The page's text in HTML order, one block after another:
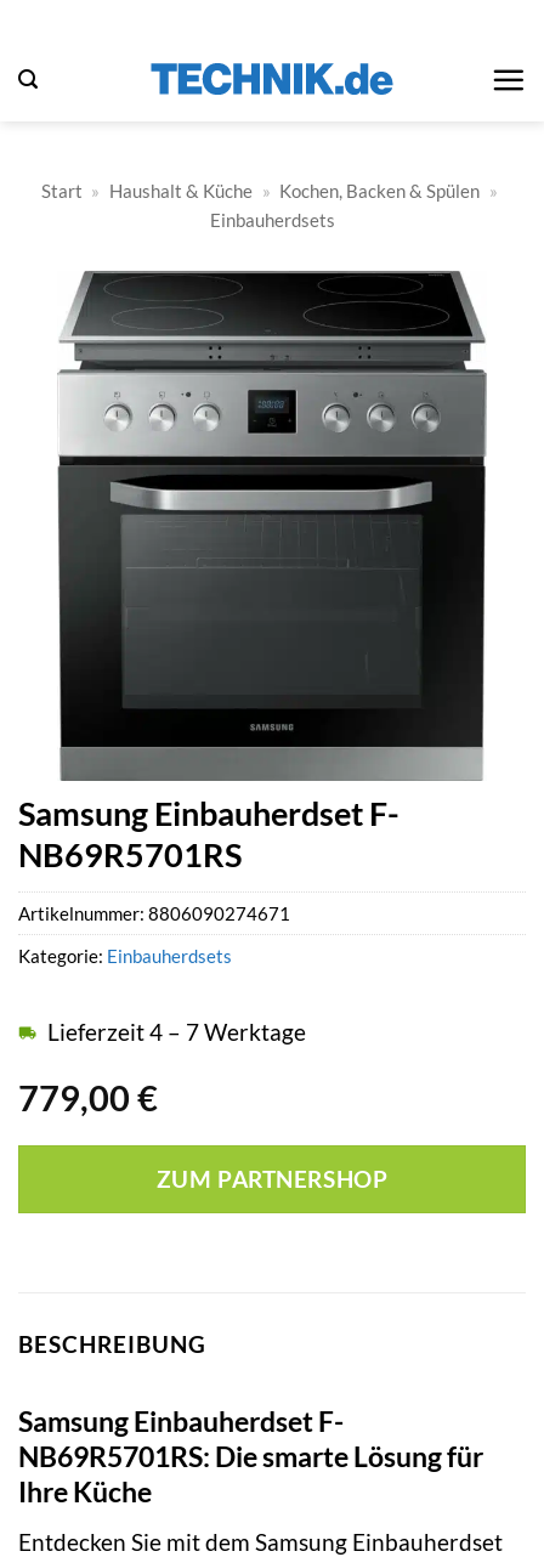
springen
Start » Haushalt & Küche » Kochen, Backen & Spülen »
Einbauherdsets
Samsung Einbauherdset F-
NB69R5701RS
779,00 €
Lieferzeit 4 – 7 Werktage
ZUM PARTNERSHOP
Artikelnummer: 8806090274671
Kategorie: Einbauherdsets
BESCHREIBUNG
Samsung Einbauherdset F-
NB69R5701RS: Die smarte Lösung für
Ihre Küche
Entdecken Sie mit dem Samsung Einbauherdset